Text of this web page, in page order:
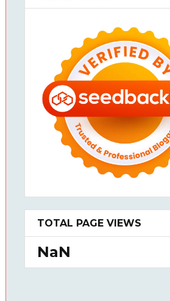
TOTAL PAGE VIEWS
NaN